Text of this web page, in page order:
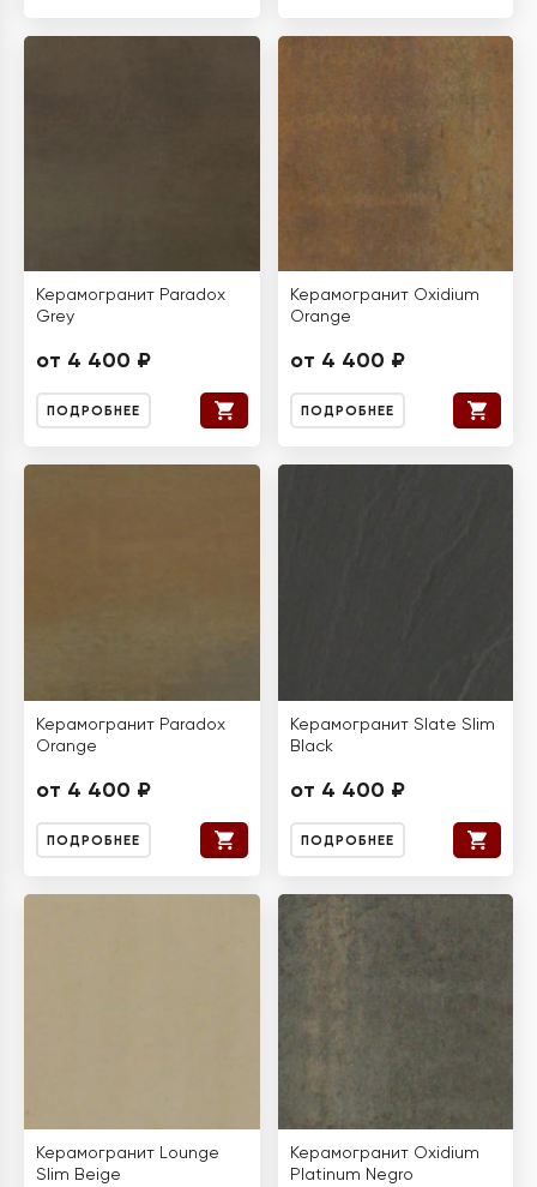
Керамогранит Paradox
Grey
от 4 400 ₽
ПОДРОБНЕЕ
Керамогранит Oxidium
Orange
от 4 400 ₽
ПОДРОБНЕЕ
Керамогранит Paradox
Orange
от 4 400 ₽
ПОДРОБНЕЕ
Керамогранит Slate Slim
Black
от 4 400 ₽
ПОДРОБНЕЕ
Керамогранит Lounge
Slim Beige
Керамогранит Oxidium
Platinum Negro